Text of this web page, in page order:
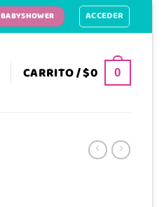
BABYSHOWER ACCEDER
CARRITO /$0 0